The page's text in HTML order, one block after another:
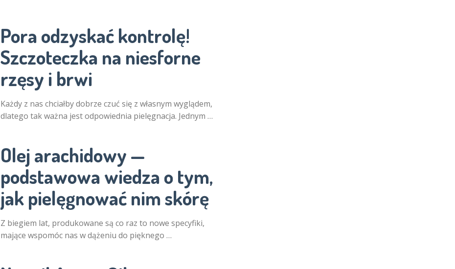
Pora odzyskać kontrolę!
Szczoteczka na niesforne
rzęsy i brwi
Każdy z nas chciałby dobrze czuć się z własnym wyglądem,
dlatego tak ważna jest odpowiednia pielęgnacja. Jednym …
Olej arachidowy —
podstawowa wiedza o tym,
jak pielęgnować nim skórę
Z biegiem lat, produkowane są co raz to nowe specyfiki,
mające wspomóc nas w dążeniu do pięknego …